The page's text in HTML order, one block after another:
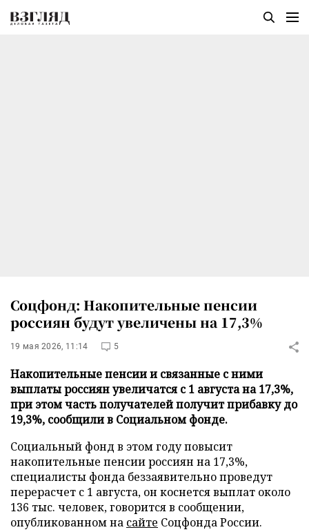
Соцфонд: Накопительные пенсии
россиян будут увеличены на 17,3%
19 мая 2026, 11:14 5
Накопительные пенсии и связанные с ними
выплаты россиян увеличатся с 1 августа на 17,3%,
при этом часть получателей получит прибавку до
19,3%, сообщили в Социальном фонде.
Социальный фонд в этом году повысит
накопительные пенсии россиян на 17,3%,
специалисты фонда беззаявительно проведут
перерасчет с 1 августа, он коснется выплат около
136 тыс. человек, говорится в сообщении,
опубликованном на сайте Соцфонда России.